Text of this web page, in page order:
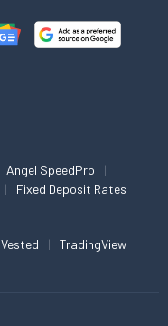
Angel SpeedPro
Fixed Deposit Rates
Vested TradingView